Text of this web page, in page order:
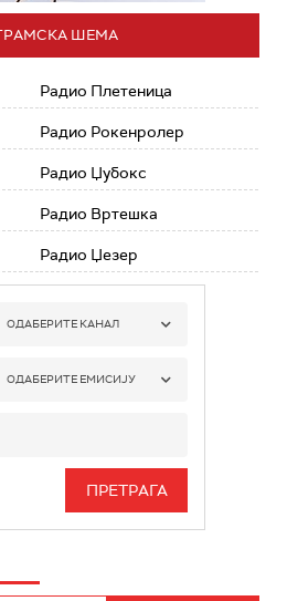
ШЕМА
Радио Плетеница
Радио Рокенролер
Радио Џубокс
Радио Вртешка
Радио Џезер
ОДАБЕРИТЕ КАНАЛ
РАДИО БЕОГРАД 1
РАДИО БЕОГРАД 3
ОДАБЕРИТЕ ЕМИСИЈУ
ИНФО